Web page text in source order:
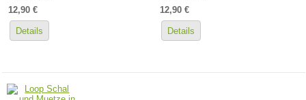
12,90 €
Details
12,90 €
Details